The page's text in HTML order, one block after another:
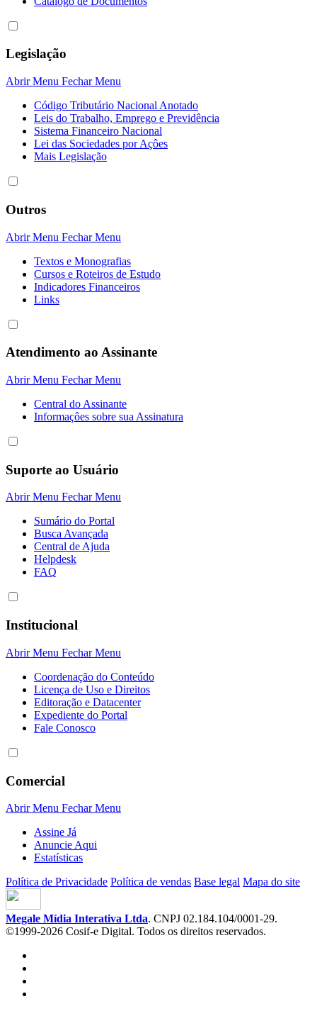
Legislação
Abrir Menu Fechar Menu
Código Tributário Nacional Anotado
Leis do Trabalho, Emprego e Previdência
Sistema Financeiro Nacional
Lei das Sociedades por Açôes
Mais Legislação
Outros
Abrir Menu Fechar Menu
Textos e Monografias
Cursos e Roteiros de Estudo
Indicadores Financeiros
Links
Atendimento ao Assinante
Abrir Menu Fechar Menu
Central do Assinante
Informaçôes sobre sua Assinatura
Suporte ao Usuário
Abrir Menu Fechar Menu
Sumário do Portal
Busca Avançada
Central de Ajuda
Helpdesk
FAQ
Institucional
Abrir Menu Fechar Menu
Coordenação do Conteúdo
Licença de Uso e Direitos
Editoração e Datacenter
Expediente do Portal
Fale Conosco
Comercial
Abrir Menu Fechar Menu
Assine Já
Anuncie Aqui
Estatísticas
Política de Privacidade Política de vendas Base legal Mapa do site
Megale Mídia Interativa Ltda. CNPJ 02.184.104/0001-29.
©1999-2026 Cosif-e Digital. Todos os direitos reservados.